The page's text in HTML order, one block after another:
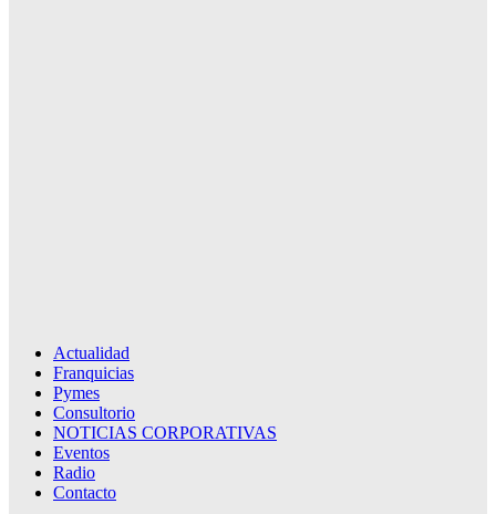
Actualidad
Franquicias
Pymes
Consultorio
NOTICIAS CORPORATIVAS
Eventos
Radio
Contacto